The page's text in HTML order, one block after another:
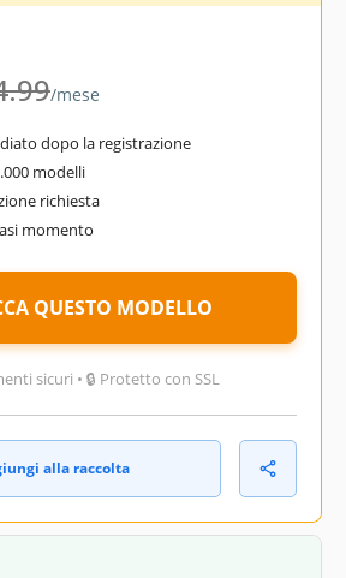
/mese
dopo la registrazione
modelli
richiesta
momento
QUESTO MODELLO
sicuri • 🔒 Protetto con SSL
alla raccolta